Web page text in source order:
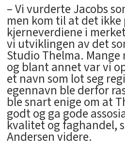
– Vi vurderte Jacobs
men kom til at det ikke
kjerneverdiene i
vi utviklingen av det
Studio Thelma.
og blant annet var vi
et navn som lot seg
egennavn ble derfor
ble snart enige om at
godt og ga gode
kvalitet og faghandel,
Andersen videre.